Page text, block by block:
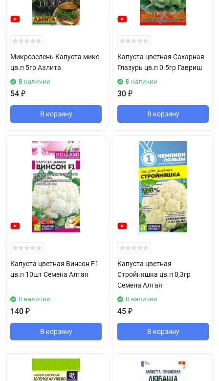
Микрозелень Капуста микс
цв.п 5гр Аэлита
В наличии
54 ₽
В корзину
Капуста цветная Сахарная
Глазурь цв.п 0.5гр Гавриш
В наличии
30 ₽
В корзину
Капуста цветная Винсон F1
цв.п 10шт Семена Алтая
В наличии
140 ₽
В корзину
Капуста цветная
Стройняшка цв.п 0,3гр
Семена Алтая
В наличии
45 ₽
В корзину